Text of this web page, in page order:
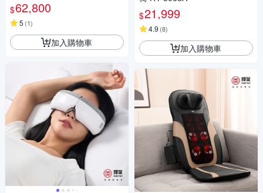
重力/溫熱
$62,800
5 (1)
加入購物車
$21,999
4.9 (8)
加入購物車